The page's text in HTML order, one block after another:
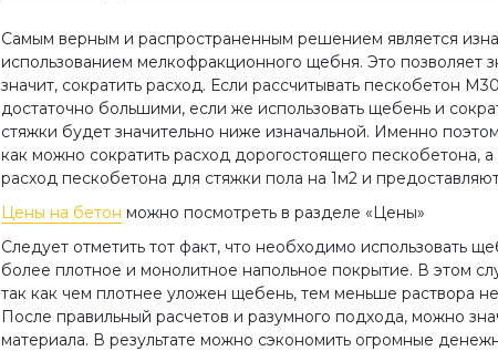
Самым верным и распространенным решением является
использованием мелкофракционного щебня. Это позволяет
значит, сократить расход. Если рассчитывать пескобетон
достаточно большими, если же использовать щебень и
стяжки будет значительно ниже изначальной. Именно
как можно сократить расход дорогостоящего пескобетона,
расход пескобетона для стяжки пола на 1м2 и
Цены на бетон можно посмотреть в разделе «Цены»
Следует отметить тот факт, что необходимо использовать
более плотное и монолитное напольное покрытие. В этом
так как чем плотнее уложен щебень, тем меньше раствора
После правильный расчетов и разумного подхода, можно
материала. В результате можно сэкономить огромные